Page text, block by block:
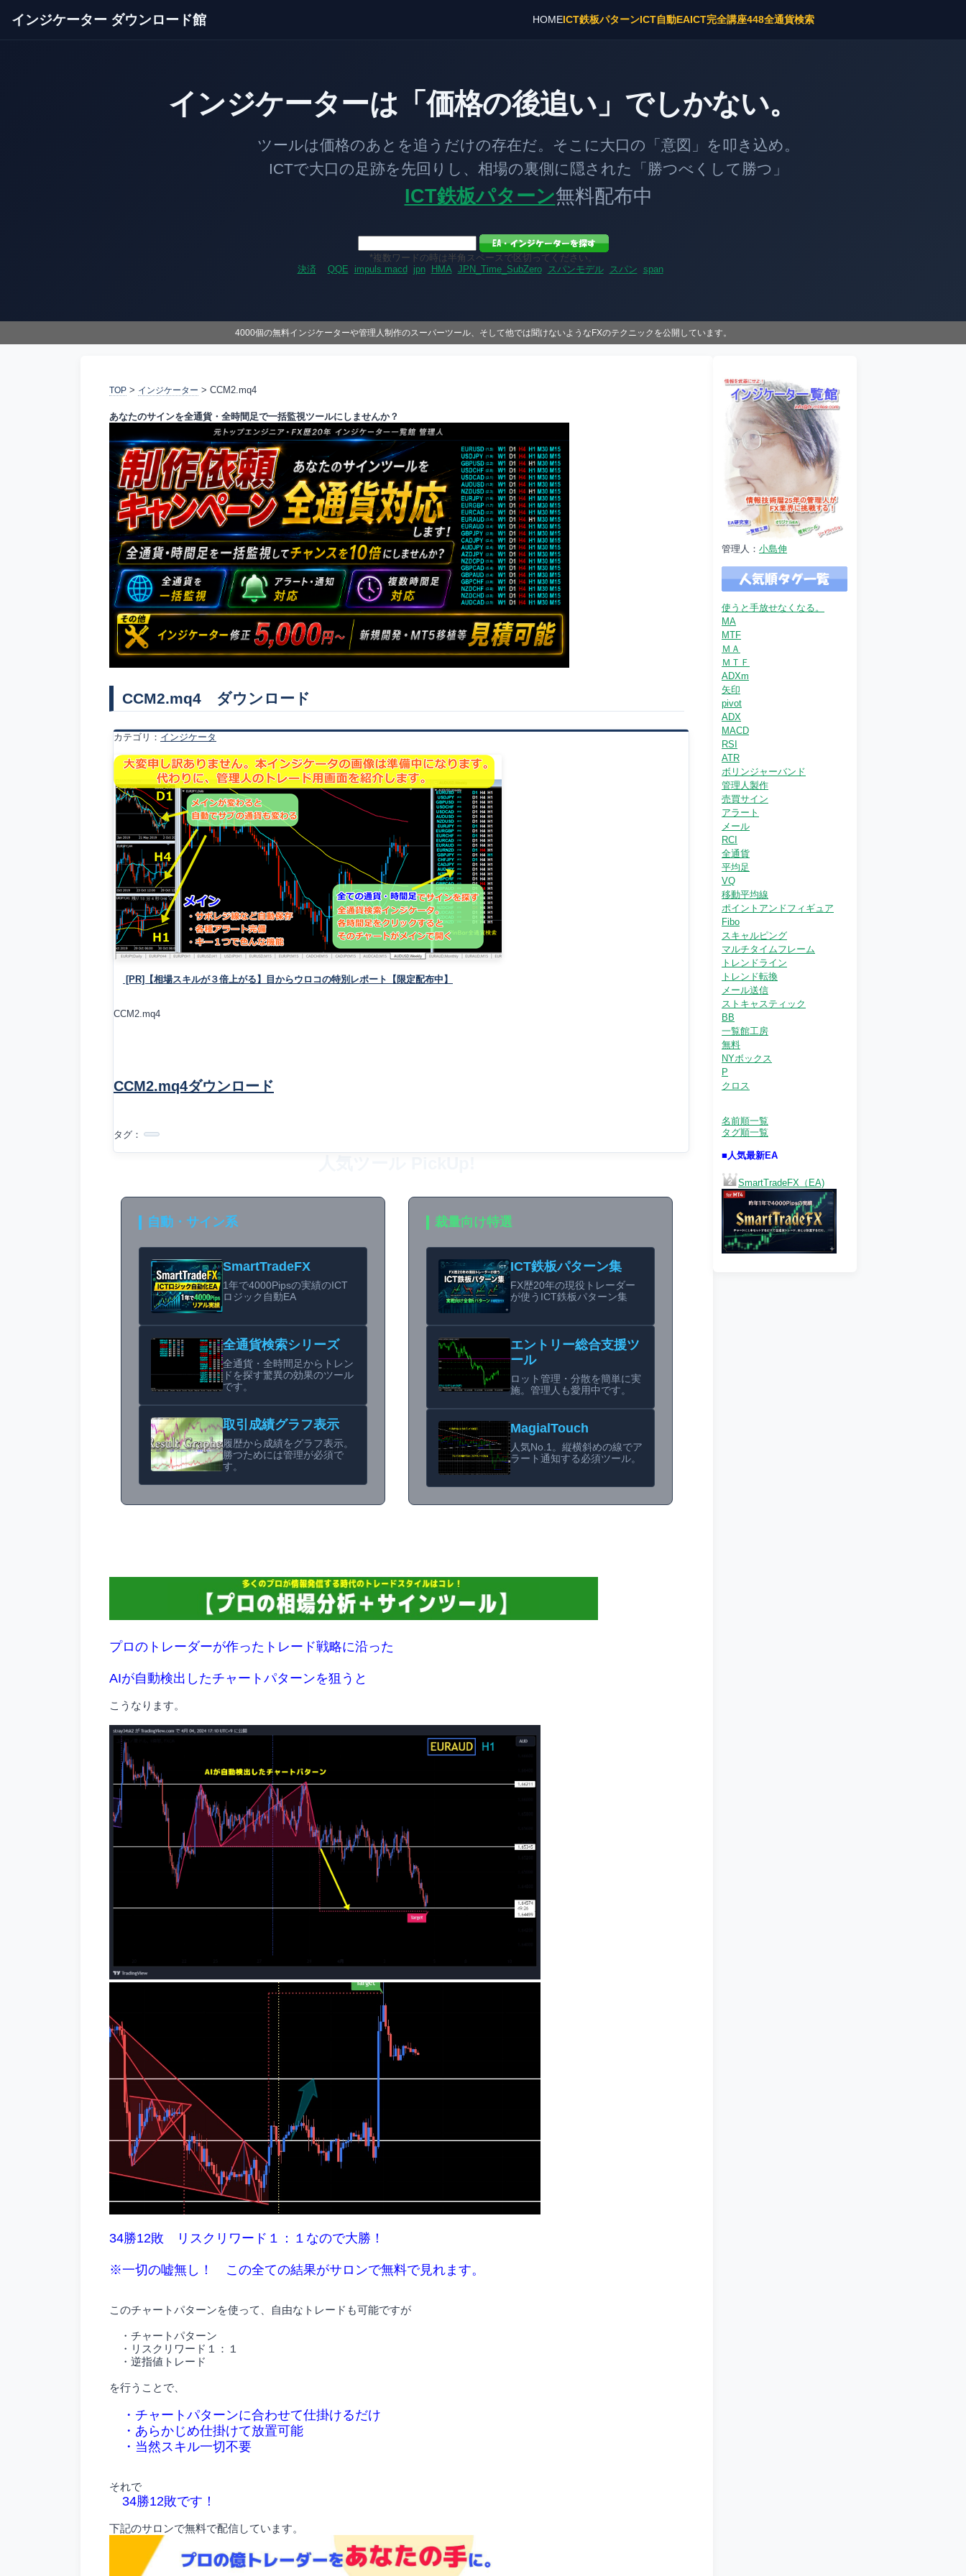
インジケーター ダウンロード館 HOMEICT鉄板パターンICT自動EAICT完全講座448全通貨検索
インジケーターは「価格の後追い」でしかない。
ツールは価格のあとを追うだけの存在だ。そこに大口の「意図」を叩き込め。
ICTで大口の足跡を先回りし、相場の裏側に隠された「勝つべくして勝つ」
ICT鉄板パターン無料配布中
*複数ワードの時は半角スペースで区切ってください。
決済
QQE impuls macd jpn HMA JPN_Time_SubZero スパンモデル スパン span
4000個の無料インジケーターや管理人制作のスーパーツール、そして他では聞けないようなFXのテクニックを公開しています。
TOP > インジケーター > CCM2.mq4
あなたのサインを全通貨・全時間足で一括監視ツールにしませんか？
CCM2.mq4 ダウンロード
カテゴリ： インジケータ
[PR]【相場スキルが３倍上がる】目からウロコの特別レポート【限定配布中】
CCM2.mq4
CCM2.mq4ダウンロード
タグ：
自動・サイン系
SmartTradeFX
1年で4000Pipsの実績のICT
ロジック自動EA
全通貨検索シリーズ
全通貨・全時間足からトレン
ドを探す驚異の効果のツール
です。
取引成績グラフ表示
履歴から成績をグラフ表示。
勝つためには管理が必須で
す。
裁量向け特選
ICT鉄板パターン集
FX歴20年の現役トレーダー
が使うICT鉄板パターン集
エントリー総合支援ツ
ール
ロット管理・分散を簡単に実
施。管理人も愛用中です。
MagialTouch
人気No.1。縦横斜めの線でア
ラート通知する必須ツール。
プロのトレーダーが作ったトレード戦略に沿った
AIが自動検出したチャートパターンを狙うと
こうなります。
34勝12敗 リスクリワード１：１なので大勝！
※一切の嘘無し！ この全ての結果がサロンで無料で見れます。
このチャートパターンを使って、自由なトレードも可能ですが
・チャートパターン
・リスクリワード１：１
・逆指値トレード
を行うことで、
・チャートパターンに合わせて仕掛けるだけ
・あらかじめ仕掛けて放置可能
・当然スキル一切不要
それで
34勝12敗です！
下記のサロンで無料で配信しています。
管理人： 小島伸
使うと手放せなくなる。
MA
MTF
ＭＡ
ＭＴＦ
ADXm
矢印
pivot
ADX
MACD
RSI
ATR
ボリンジャーバンド
管理人製作
売買サイン
アラート
メール
RCI
全通貨
平均足
VQ
移動平均線
ポイントアンドフィギュア
Fibo
スキャルピング
マルチタイムフレーム
トレンドライン
トレンド転換
メール送信
ストキャスティック
BB
一覧館工房
無料
NYボックス
P
クロス
名前順一覧
タグ順一覧
■人気最新EA
SmartTradeFX（EA)